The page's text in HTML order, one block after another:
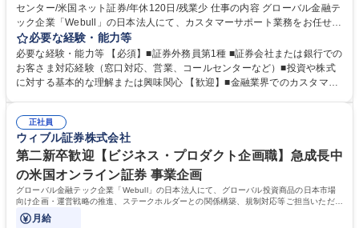
センター/米国ネット証券/年休120日/残業少 仕事の内容 グローバル金融テ
ック企業「Webull」の日本法人にて、カスタマーサポート業務をお任せい
たします。 【業務の詳細】 電話・メール・チャットを通じたお客様対
応、口座開設の方法やシステムの使い方に関するご案内を行います。基本
的なアプリ操作説明が中心のため、投資アドバイスや金融商品の提案はご
ざいません。よくある質問の分析とマニュアルのブラッシュアップ、お客
ンター/米国ネット証券/年休120日/残業少
必要な経験・能力等
必要な経験・能力等 【必須】■証券外務員第1種 ■証券会社または銀行での
お客さま対応経験（窓口対応、営業、コールセンターなど）■投資や株式
に対する基本的な理解または興味関心 【歓迎】■金融業界でのカスタマー
で受け止め、改善につなげる役割です。対応品質や提案内容がそのままサ
ービス向上に反映されるため、自身の行動が事業に与える影響を実感 ■頑
張りを正当評価する人事制度（全部署同じ評価体系） 学歴・資格 学歴：
大学院 大学 高専 短大 専修学校 高校 語学力： 資格：証券外務員第1種
正社員
ウィブル証券株式会社
第二新卒歓迎【ビジネス・プロダクト企画職】急成長中
の米国オンライン証券 事業企画
グローバル金融テック企業「Webull」の日本法人にて、グローバル投資商品の日本市場
向け企画・運営戦略の推進、ステークホルダーとの関係構築、規制対応等ご担当いただき
ます。
月給